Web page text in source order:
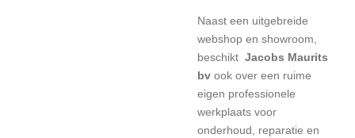
Naast een uitgebreide
webshop en showroom,
beschikt Jacobs Maurits
bv ook over een ruime
eigen professionele
werkplaats voor
onderhoud, reparatie en